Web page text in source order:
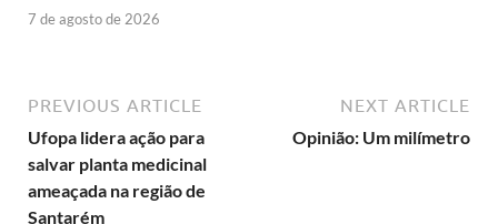
7 de agosto de 2026
PREVIOUS ARTICLE
Ufopa lidera ação para
salvar planta medicinal
ameaçada na região de
Santarém
NEXT ARTICLE
Opinião: Um milímetro